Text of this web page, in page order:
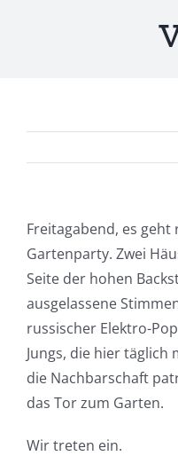
Freitagabend, es
Gartenparty. Zwei
Seite der hohen
ausgelassene
russischer Elektro-
Jungs, die hier
die Nachbarschaft
das Tor zum Garten.
Wir treten ein.